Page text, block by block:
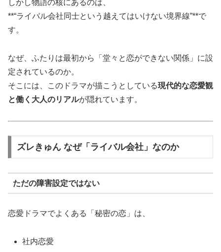
しかし物語の核にあるのは、
**“ライバル会社同士という越えてはいけない境界線”**で
す。
なぜ、ふたりは最初から「堂々と恋ができない関係」に設
定されているのか。
そこには、このドラマが描こうとしている現代的な恋愛観
と働く大人のリアルが隠れています。
ズレきゅん なぜ「ライバル会社」なのか
ただの障害設定ではない
恋愛ドラマでよくある「秘密の恋」は、
社内恋愛